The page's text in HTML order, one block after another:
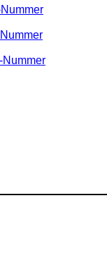
Nummer